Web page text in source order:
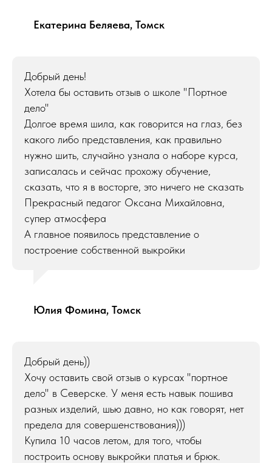
Екатерина Беляева, Томск
Добрый день!
Хотела бы оставить отзыв о школе "Портное
дело"
Долгое время шила, как говорится на глаз, без
какого либо представления, как правильно
нужно шить, случайно узнала о наборе курса,
записалась и сейчас прохожу обучение,
сказать, что я в восторге, это ничего не сказать
Прекрасный педагог Оксана Михайловна,
супер атмосфера
А главное появилось представление о
построение собственной выкройки
Юлия Фомина, Томск
Добрый день))
Хочу оставить свой отзыв о курсах "портное
дело" в Северске. У меня есть навык пошива
разных изделий, шью давно, но как говорят, нет
предела для совершенствования)))
Купила 10 часов летом, для того, чтобы
построить основу выкройки платья и брюк.